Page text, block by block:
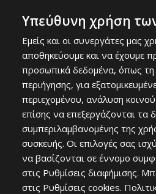
κατά τις οποίες φιλοξενήθηκαν
Nicky Romero και Fedde Le
Υπεύθυνη χρήση
Εμείς και οι συνεργάτες μας
αποθηκεύουμε και να έχουμε
προσωπικά δεδομένα, όπως τη
περιήγησης, για
περιεχομένου, ανάλυση
επίσης να επεξεργάζονται τα
συμπεριλαμβανομένης της
συσκευής. Οι επιλογές σας
να βασίζονται σε έννομο
στις Ρυθμίσεις διαφήμισης.
στις Ρυθμίσεις cookies.